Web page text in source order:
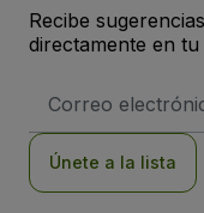
Recibe
directamente en
de
Únete a la lista